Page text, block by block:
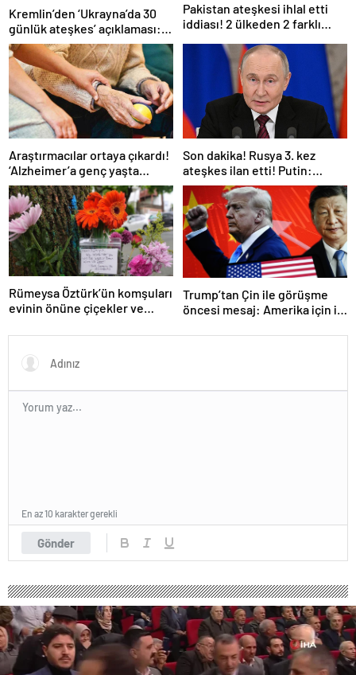
Kremlin’den ‘Ukrayna’da 30
günlük ateşkes’ açıklaması:
Bunu iyice düşünmeliyiz
Pakistan ateşkesi ihlal etti
iddiası! 2 ülkeden 2 farklı
Araştırmacılar ortaya çıkardı!
‘Alzheimer’a genç yaşta
yakalanabilirsiniz’
Son dakika! Rusya 3. kez
ateşkes ilan etti! Putin:
Erdoğan ile görüşme
gerçekleştireceğiz
Rümeysa Öztürk’ün komşuları
evinin önüne çiçekler ve
Trump’tan Çin ile görüşme
öncesi mesaj: Amerika için iyi
Gönder
En az 10 karakter gerekli